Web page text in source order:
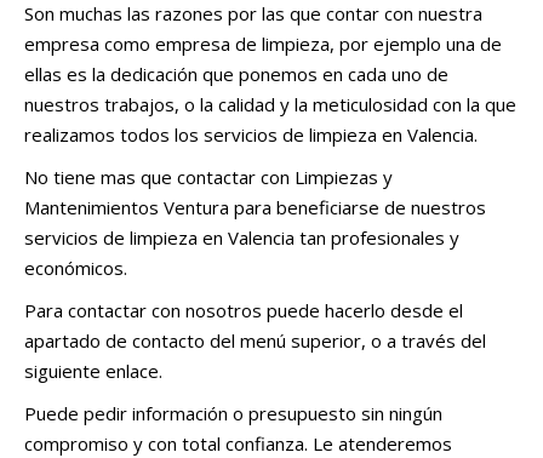
Son muchas las razones por las que contar con nuestra
empresa como empresa de limpieza, por ejemplo una de
ellas es la dedicación que ponemos en cada uno de
nuestros trabajos, o la calidad y la meticulosidad con la que
realizamos todos los servicios de limpieza en Valencia.
No tiene mas que contactar con Limpiezas y
Mantenimientos Ventura para beneficiarse de nuestros
servicios de limpieza en Valencia tan profesionales y
económicos.
Para contactar con nosotros puede hacerlo desde el
apartado de contacto del menú superior, o a través del
siguiente enlace.
Puede pedir información o presupuesto sin ningún
compromiso y con total confianza. Le atenderemos